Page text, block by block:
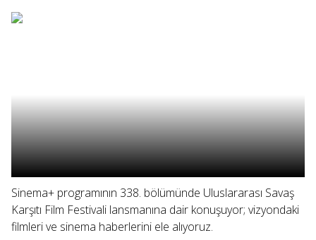
Sinema+ programının 338. bölümünde Uluslararası Savaş
Karşıtı Film Festivali lansmanına dair konuşuyor; vizyondaki
filmleri ve sinema haberlerini ele alıyoruz.